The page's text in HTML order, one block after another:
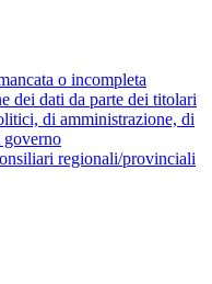
o incompleta
dei dati da parte dei titolari
di amministrazione, di
governo
regionali/provinciali